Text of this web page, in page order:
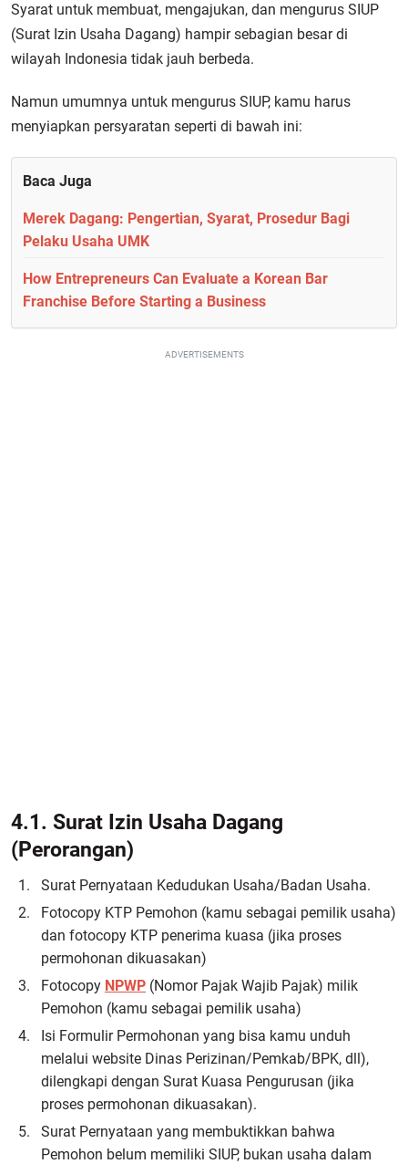
Syarat untuk membuat, mengajukan, dan mengurus SIUP
(Surat Izin Usaha Dagang) hampir sebagian besar di
wilayah Indonesia tidak jauh berbeda.
Namun umumnya untuk mengurus SIUP, kamu harus
menyiapkan persyaratan seperti di bawah ini:
Baca Juga
Merek Dagang: Pengertian, Syarat, Prosedur Bagi
Pelaku Usaha UMK
How Entrepreneurs Can Evaluate a Korean Bar
Franchise Before Starting a Business
ADVERTISEMENTS
4.1. Surat Izin Usaha Dagang
(Perorangan)
Surat Pernyataan Kedudukan Usaha/Badan Usaha.
Fotocopy KTP Pemohon (kamu sebagai pemilik usaha)
dan fotocopy KTP penerima kuasa (jika proses
permohonan dikuasakan)
Fotocopy NPWP (Nomor Pajak Wajib Pajak) milik
Pemohon (kamu sebagai pemilik usaha)
Isi Formulir Permohonan yang bisa kamu unduh
melalui website Dinas Perizinan/Pemkab/BPK, dll),
dilengkapi dengan Surat Kuasa Pengurusan (jika
proses permohonan dikuasakan).
Surat Pernyataan yang membuktikkan bahwa
Pemohon belum memiliki SIUP, bukan usaha dalam